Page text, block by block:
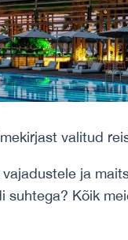
valitud
ja
Kõik